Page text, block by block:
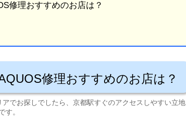
修理おすすめのお店は？
修理おすすめのお店は？
でお探しでしたら、京都駅すぐのアクセスしやすい立地
す。